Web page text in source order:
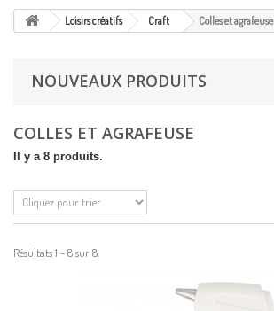
Loisirs créatifs Craft Colles et agrafeuse
NOUVEAUX PRODUITS
COLLES ET AGRAFEUSE
Il y a 8 produits.
Résultats 1 - 8 sur 8.